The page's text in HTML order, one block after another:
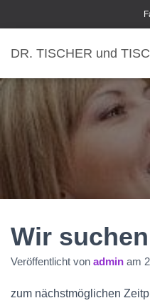
DR. TISCHER und
Wir
Veröffentlicht von admin am
zum nächstmöglichen